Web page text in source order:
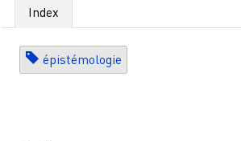
Index
épistémologie